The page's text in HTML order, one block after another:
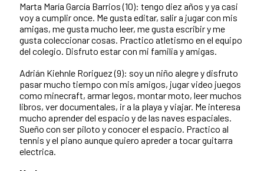
Marta María García Barrios (10): tengo diez años y ya casi
voy a cumplir once. Me gusta editar, salir a jugar con mis
amigas, me gusta mucho leer, me gusta escribir y me
gusta coleccionar cosas. Practico atletismo en el equipo
del colegio. Disfruto estar con mi familia y amigas.
Adrián Kiehnle Roriguez (9): soy un niño alegre y disfruto
pasar mucho tiempo con mis amigos, jugar video juegos
como minecraft, armar legos, montar moto, leer muchos
libros, ver documentales, ir a la playa y viajar. Me interesa
mucho aprender del espacio y de las naves espaciales.
Sueño con ser piloto y conocer el espacio. Practico al
tennis y el piano aunque quiero apreder a tocar guitarra
electrica.